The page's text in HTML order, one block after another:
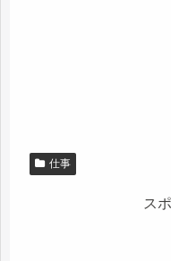
仕事
ス